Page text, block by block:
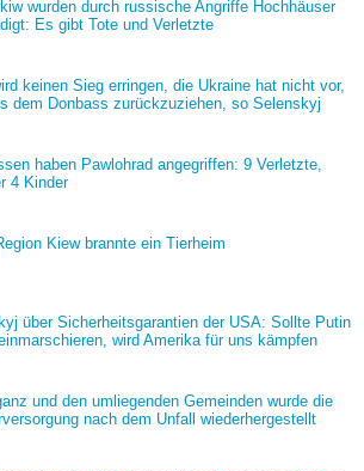
wurden durch russische Angriffe Hochhäuser
Es gibt Tote und Verletzte
keinen Sieg erringen, die Ukraine hat nicht vor,
dem Donbass zurückzuziehen, so Selenskyj
haben Pawlohrad angegriffen: 9 Verletzte,
4 Kinder
Kiew brannte ein Tierheim
über Sicherheitsgarantien der USA: Sollte Putin
wird Amerika für uns kämpfen
und den umliegenden Gemeinden wurde die
nach dem Unfall wiederhergestellt